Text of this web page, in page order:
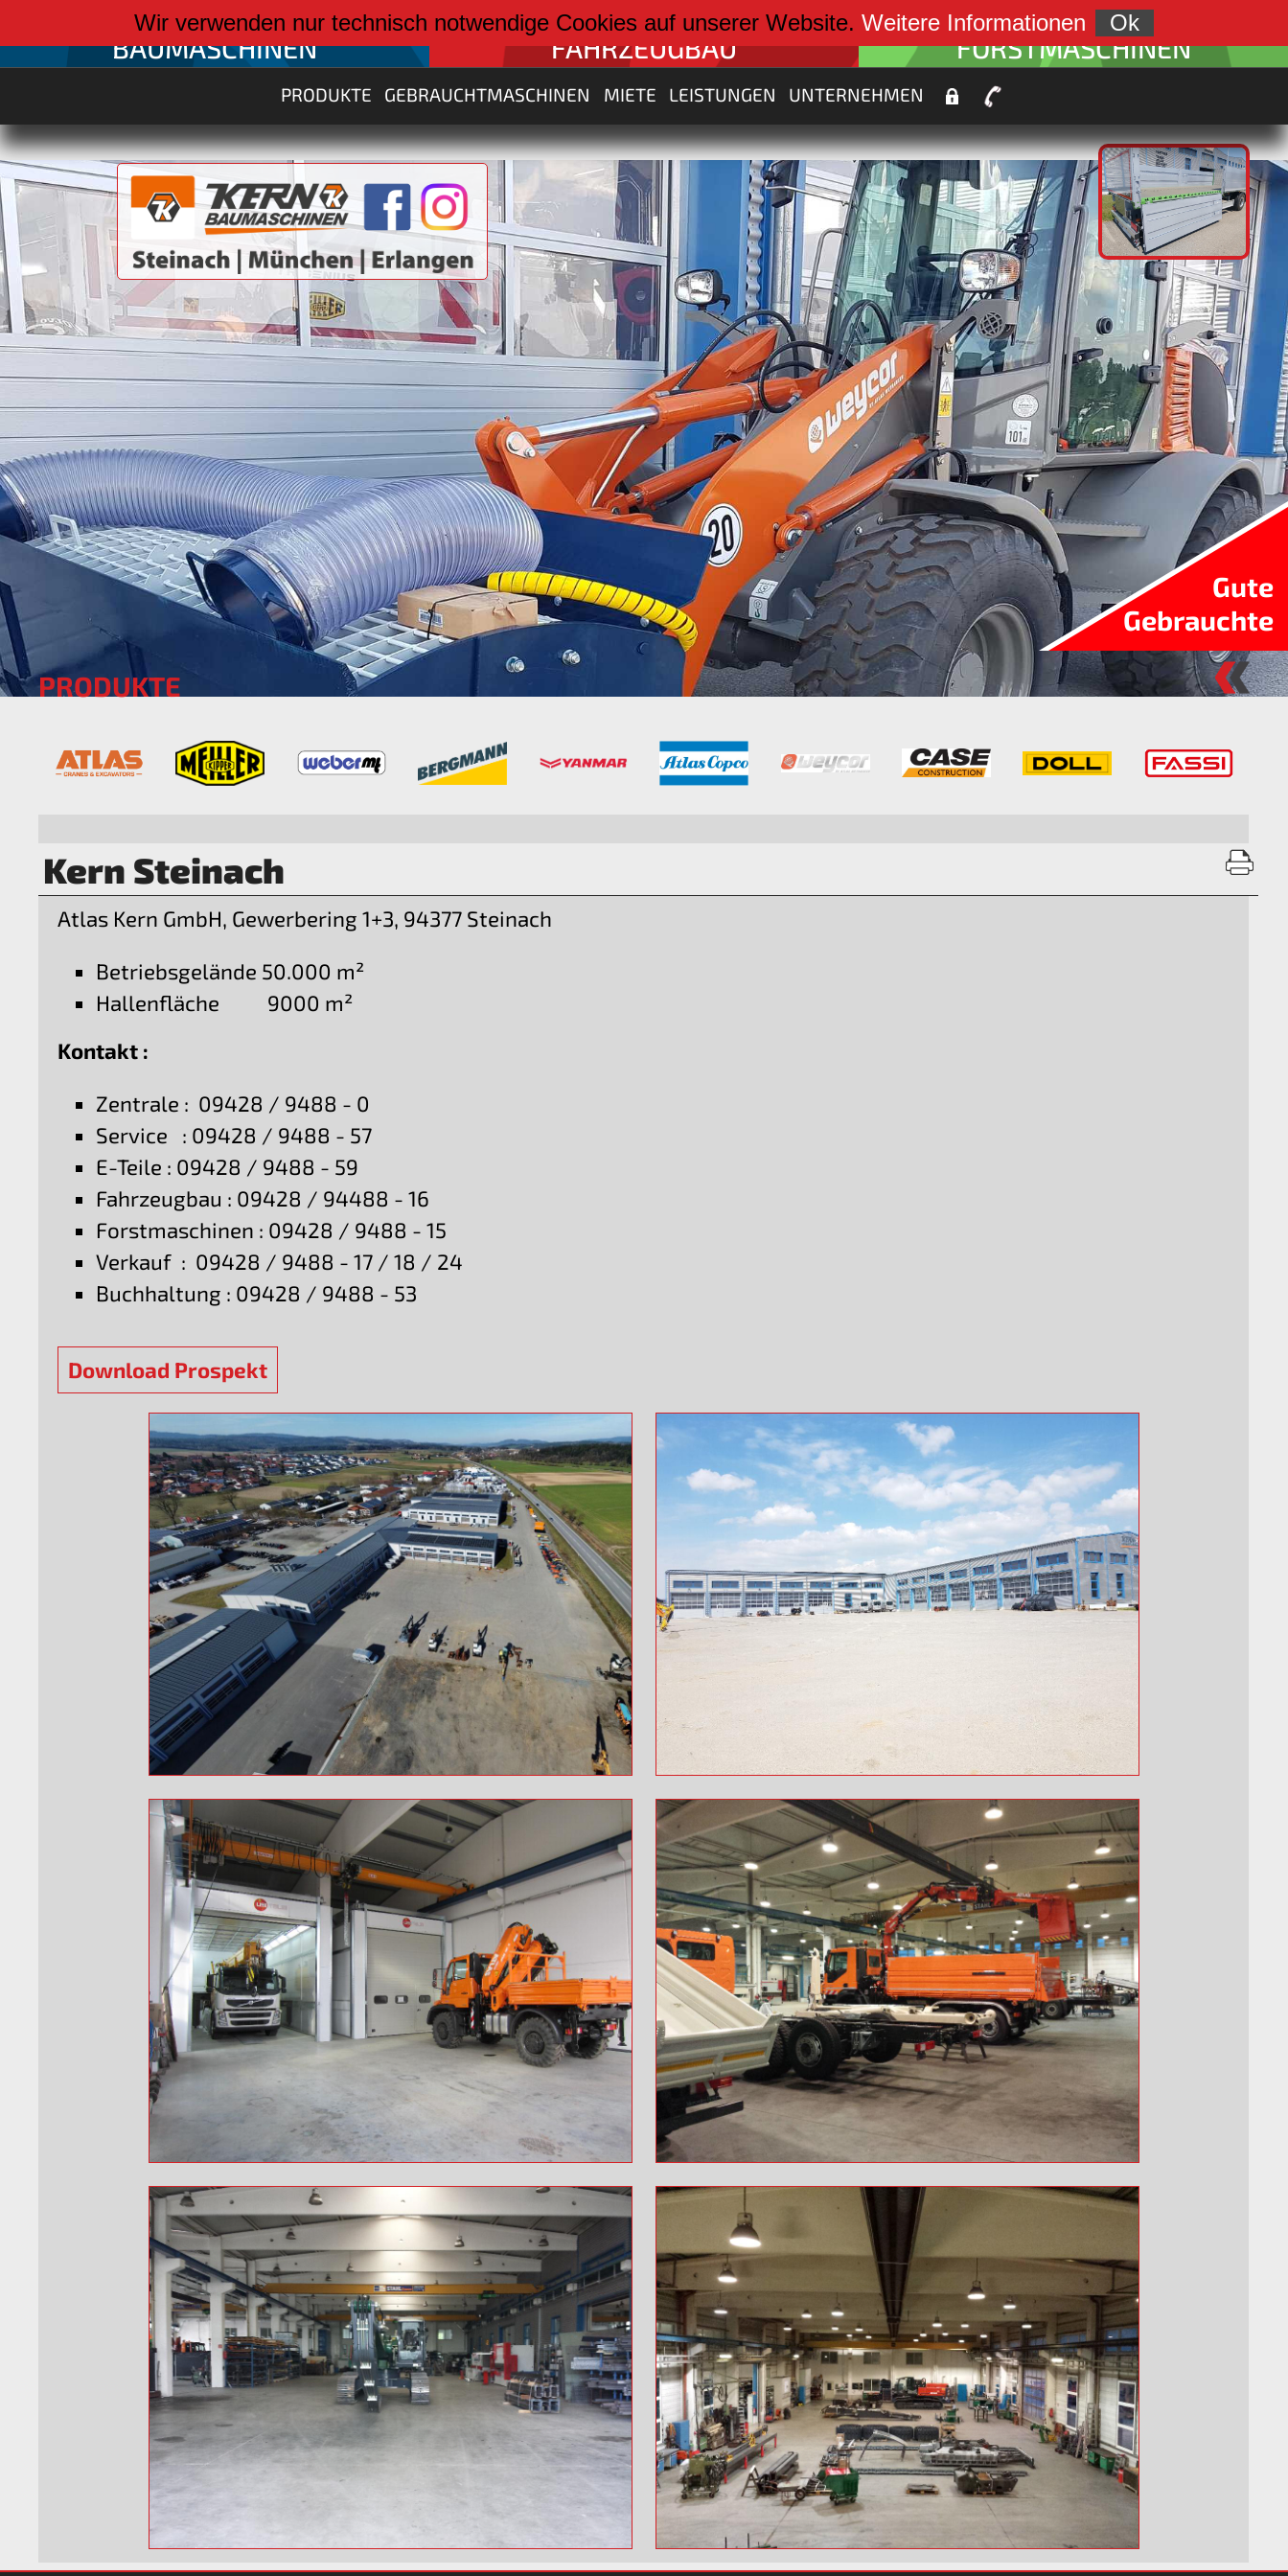
weiter zu:
BAUMASCHINEN
weiter zu:
FAHRZEUGBAU
weiter zu:
FORSTMASCHINEN
PRODUKTE GEBRAUCHTMASCHINEN MIETE LEISTUNGEN UNTERNEHMEN
Gute
Gebrauchte
PRODUKTE
Kern Steinach
Atlas Kern GmbH, Gewerbering 1+3, 94377 Steinach
Betriebsgelände 50.000 m²
Hallenfläche 9000 m²
Kontakt :
Zentrale : 09428 / 9488 - 0
Service : 09428 / 9488 - 57
E-Teile : 09428 / 9488 - 59
Fahrzeugbau : 09428 / 94488 - 16
Forstmaschinen : 09428 / 9488 - 15
Verkauf : 09428 / 9488 - 17 / 18 / 24
Buchhaltung : 09428 / 9488 - 53
Download Prospekt
Wir verwenden nur technisch notwendige Cookies auf unserer Website. Weitere Informationen Ok